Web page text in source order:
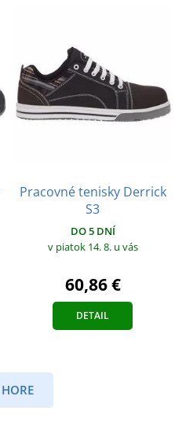
Pracovné tenisky Derrick
S3
DO 5 DNÍ
v piatok 14. 8. u vás
60,86 €
DETAIL
HORE